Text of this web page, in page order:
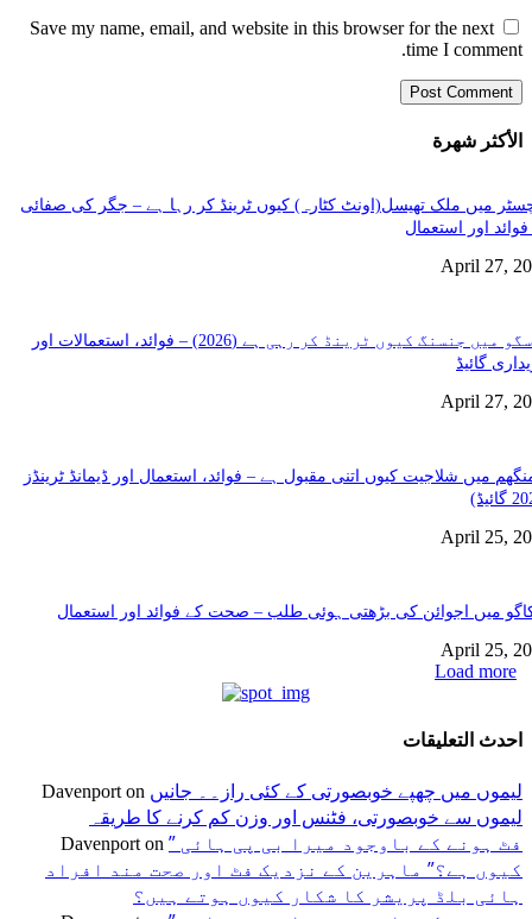
Save my name, email, and website in this browser for the next
time I comment.
الأكثر شهرة
میں ملک تھیسل(اونٹ کٹارہ) کیوں ٹرینڈ کر رہا ہے – جگر کی صفائی
اور استعمال
April 27,
گلاسگو میں جنسنگ کیوں ٹرینڈ کر رہی ہے (2026) – فوائد، استعمالات اور
گائیڈ
April 27,
میں شلاجیت کیوں اتنی مقبول ہے – فوائد، استعمال اور ڈیمانڈ ٹرینڈز
April 25,
میں اجوائن کی بڑھتی ہوئی طلب – صحت کے فوائد اور استعمال
April 25,
Load more
احدث التعليقات
Davenport on لیموں میں چھپے خوبصورتی کے کئی راز۔۔ جانیں
لیموں سے خوبصورتی، فٹنس اور وزن کم کرنے کا طریقہ
Davenport on ” فٹ ہونے کے باوجود میرا بی پی ہائی
کیوں ہے؟” ماہرین کے نزدیک فٹ اور صحت مند افراد
ہائی بلڈ پریشر کا شکار کیوں ہوتے ہیں؟